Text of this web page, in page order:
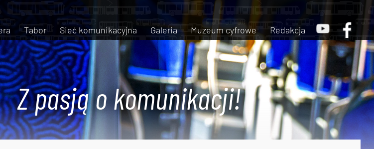
Tabor Sieć komunikacyjna Galeria Muzeum cyfrowe Redakcja
Z pasją o komunikacji!